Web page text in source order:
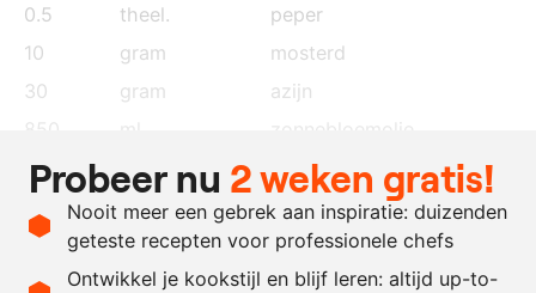
0.5
theel.
peper
10
gram
mosterd
30
gram
azijn
850
naar
behoefte
citroensap
naar
azijn
Probeer nu 2 weken gratis!
Nooit meer een gebrek aan inspiratie: duizenden
geteste recepten voor professionele chefs
Ontwikkel je kookstijl en blijf leren: altijd up-to-